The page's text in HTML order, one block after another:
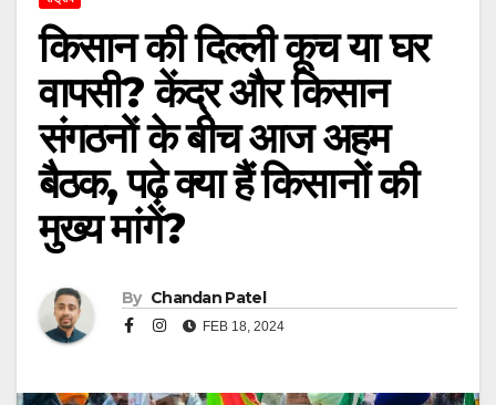
किसान की दिल्ली कूच या घर
वापसी? केंद्र और किसान
संगठनों के बीच आज अहम
बैठक, पढ़े क्या हैं किसानों की
मुख्य मांगें?
By Chandan Patel
FEB 18, 2024